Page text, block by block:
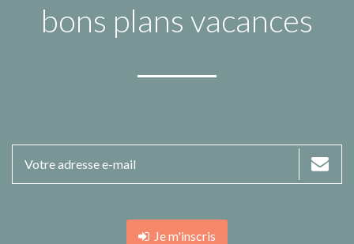
bons plans vacances
Je m'inscris